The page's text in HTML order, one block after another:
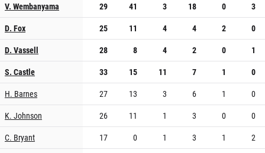
V. Wembanyama
29 41 3 18 0
3
D. Fox
25 11 4 4 2
0
D. Vassell
28 8 4 2 0
1
S. Castle
33 15 11 7 1
0
H. Barnes
27 13 3 6 1
0
K. Johnson
26 11 1 3 0
0
C. Bryant
17 0 1 3 1
2